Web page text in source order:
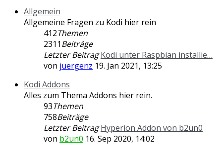
Allgemein
Allgemeine Fragen zu Kodi hier rein
412Themen
2311Beiträge
Letzter Beitrag Kodi unter Raspbian installie…
von juergenz 19. Jan 2021, 13:25
Kodi Addons
Alles zum Thema Addons hier rein.
93Themen
758Beiträge
Letzter Beitrag Hyperion Addon von b2un0
von b2un0 16. Sep 2020, 14:02